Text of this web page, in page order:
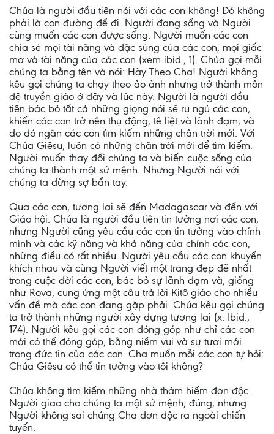
Chúa là người đầu tiên nói với các con không! Đó không
phải là con đường để đi. Người đang sống và Người
cũng muốn các con được sống. Người muốn các con
chia sẻ mọi tài năng và đặc sủng của các con, mọi giấc
mơ và tài năng của các con (xem ibid., 1). Chúa gọi mỗi
chúng ta bằng tên và nói: Hãy Theo Cha! Người không
kêu gọi chúng ta chạy theo ảo ảnh nhưng trở thành môn
đệ truyền giáo ở đây và lúc này. Người là người đầu
tiên bác bỏ tất cả những giọng nói sẽ ru ngủ các con,
khiến các con trở nên thụ động, tê liệt và lãnh đạm, và
do đó ngăn các con tìm kiếm những chân trời mới. Với
Chúa Giêsu, luôn có những chân trời mới để tìm kiếm.
Người muốn thay đổi chúng ta và biến cuộc sống của
chúng ta thành một sứ mệnh. Nhưng Người nói với
chúng ta đừng sợ bẩn tay.
Qua các con, tương lai sẽ đến Madagascar và đến với
Giáo hội. Chúa là người đầu tiên tin tưởng nơi các con,
nhưng Người cũng yêu cầu các con tin tưởng vào chính
mình và các kỹ năng và khả năng của chính các con,
những điều có rất nhiều. Người yêu cầu các con khuyến
khích nhau và cùng Người viết một trang đẹp đẽ nhất
trong cuộc đời các con, bác bỏ sự lãnh đạm và, giống
như Rova, cung ứng một câu trả lời Kitô giáo cho nhiều
vấn đề mà các con đang gặp phải. Chúa kêu gọi chúng
ta trở thành những người xây dựng tương lai (x. Ibid.,
174). Người kêu gọi các con đóng góp như chỉ các con
mới có thể đóng góp, bằng niềm vui và sự tươi mới
trong đức tin của các con. Cha muốn mỗi các con tự hỏi:
Chúa Giêsu có thể tin tưởng vào tôi không?
Chúa không tìm kiếm những nhà thám hiểm đơn độc.
Người giao cho chúng ta một sứ mệnh, đúng, nhưng
Người không sai chúng Cha đơn độc ra ngoài chiến
tuyến.